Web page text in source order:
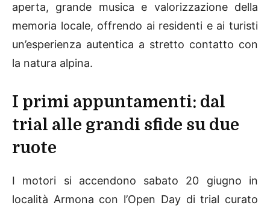
aperta, grande musica e valorizzazione della
memoria locale, offrendo ai residenti e ai turisti
un’esperienza autentica a stretto contatto con
la natura alpina.
I primi appuntamenti: dal
trial alle grandi sfide su due
ruote
I motori si accendono sabato 20 giugno in
località Armona con l’Open Day di trial curato